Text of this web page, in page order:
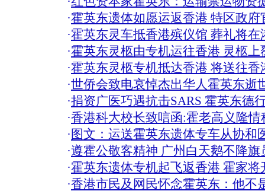
·霍英东遗体如愿运返香港 特区政府
·霍英东灵车抵香港殡仪馆 葬礼将在
·霍英东灵柩由专机运往香港 灵柩上
·霍英东灵柩专机抵达香港 将送往香
·世侨会致电哀悼杰出华人霍英东逝
·捐资广医巧遇抗击SARS 霍英东德
·香港科大校长致唁函:霍老高义隆情
· 图文：运送霍英东遗体专车从协和
·遵霍公敬客精神 广州白天鹅不降旗
·霍英东遗体专机起飞返香港 霍家将
·香港市民及网民怀念霍英东：他不